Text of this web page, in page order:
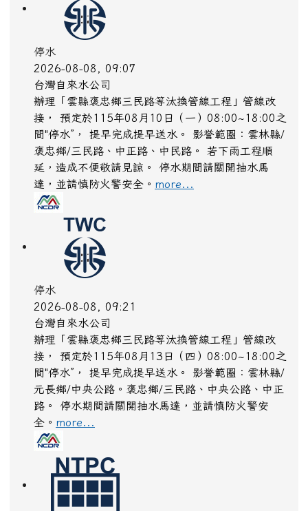
停水
2026-08-08, 09:07
台灣自來水公司
辦理「雲縣褒忠鄉三民路等汰換管線工程」管線改
接， 預定於115年08月10日（一）08:00~18:00之
間"停水”， 提早完成提早送水。 影誉範圈：雲林縣/
褒忠鄉/三民路、中正路、中民路。 若下雨工程順
延，造成不便敬請見諒。 停水期間請關開抽水馬
達，並請慎防火警安全。 more...
停水
2026-08-08, 09:21
台灣自來水公司
辦理「雲縣褒忠鄉三民路等汰換管線工程」管線改
接， 預定於115年08月13日（四）08:00~18:00之
間"停水”， 提早完成提早送水。 影誉範圈：雲林縣/
元長鄉/中央公路。褒忠鄉/三民路、中央公路、中正
路。 停水期間請關開抽水馬達，並請慎防火警安
全。 more...